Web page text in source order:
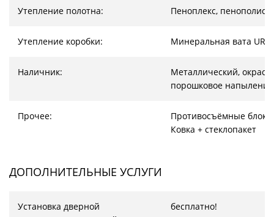
Утепление полотна: Пеноплекс,
Утепление коробки: Минеральная вата
Наличник:
Металлический, окрас –
порошковое напыление
Прочее:
Противосъёмные
Ковка + стеклопакет
ДОПОЛНИТЕЛЬНЫЕ УСЛУГИ
Установка дверной
бесплатно!